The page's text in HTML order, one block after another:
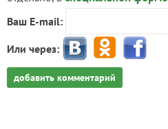
Ваш E-mail:
Или через:
добавить комментарий